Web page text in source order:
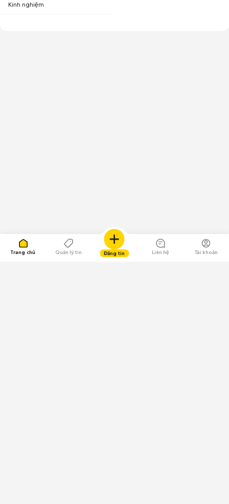
Trang chủ Quản lý tin Đăng tin Liên hệ Tài khoản
Kinh nghiệm